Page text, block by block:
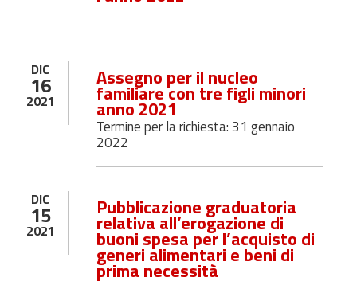
DIC
16
2021
Assegno per il nucleo
familiare con tre figli minori
anno 2021
Termine per la richiesta: 31 gennaio
2022
DIC
15
2021
Pubblicazione graduatoria
relativa all’erogazione di
buoni spesa per l’acquisto di
generi alimentari e beni di
prima necessità